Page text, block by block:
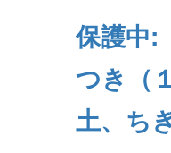
保護中:
つき（
土、ち